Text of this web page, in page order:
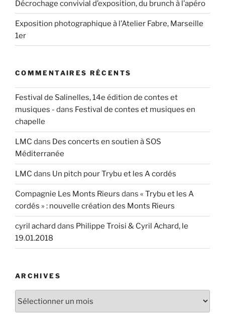
Décrochage convivial d’exposition, du brunch à l’apéro
Exposition photographique à l’Atelier Fabre, Marseille
1er
COMMENTAIRES RÉCENTS
Festival de Salinelles, 14e édition de contes et
musiques - dans Festival de contes et musiques en
chapelle
LMC dans Des concerts en soutien à SOS
Méditerranée
LMC dans Un pitch pour Trybu et les A cordés
Compagnie Les Monts Rieurs dans « Trybu et les A
cordés » : nouvelle création des Monts Rieurs
cyril achard dans Philippe Troisi & Cyril Achard, le
19.01.2018
ARCHIVES